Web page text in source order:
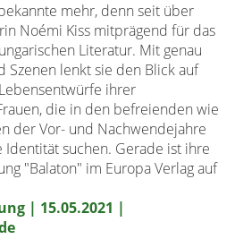
mehr, denn seit über
Noémi Kiss mitprägend für das
Literatur. Mit genau
Szenen lenkt sie den Blick auf
ihrer
die in den befreienden wie
der Vor- und Nachwendejahre
suchen. Gerade ist ihre
"Balaton" im Europa Verlag auf
| 15.05.2021 |